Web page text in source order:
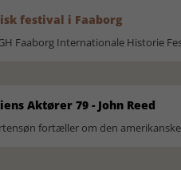
festival i Faaborg
Faaborg Internationale Historie
Aktører 79 - John Reed
fortæller om den